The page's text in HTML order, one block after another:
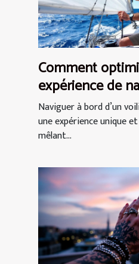
Comment
expérience de
d'une location
Naviguer à bord d’un
une expérience unique
mêlant...